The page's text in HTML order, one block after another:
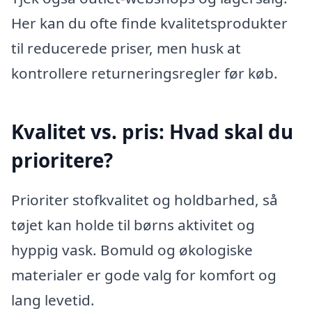
Her kan du ofte finde kvalitetsprodukter
til reducerede priser, men husk at
kontrollere returneringsregler før køb.
Kvalitet vs. pris: Hvad skal du
prioritere?
Prioriter stofkvalitet og holdbarhed, så
tøjet kan holde til børns aktivitet og
hyppig vask. Bomuld og økologiske
materialer er gode valg for komfort og
lang levetid.